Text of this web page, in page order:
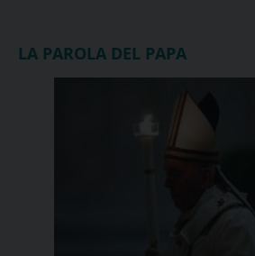
LA PAROLA DEL PAPA